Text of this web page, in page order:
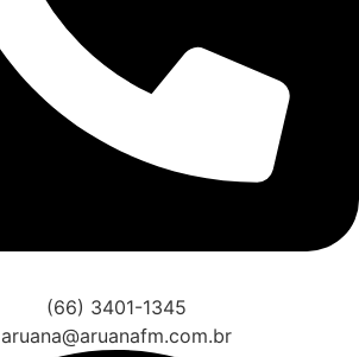
(66) 3401-1345
aruana@aruanafm.com.br